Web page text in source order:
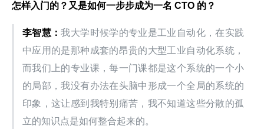
怎样入门的？又是如何一步步成为一名 CTO 的？
李智慧：我大学时候学的专业是工业自动化，在实践
中应用的是那种成套的昂贵的大型工业自动化系统，
而我们上的专业课，每一门课都是这个系统的一个小
的局部，我没有办法在头脑中形成一个全局的系统的
印象，这让感到我特别痛苦，我不知道这些分散的孤
立的知识点是如何整合起来的。